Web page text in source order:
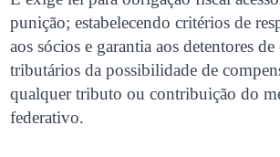
punição; estabelecendo critérios de
aos sócios e garantia aos detentores
tributários da possibilidade de
qualquer tributo ou contribuição do
federativo.